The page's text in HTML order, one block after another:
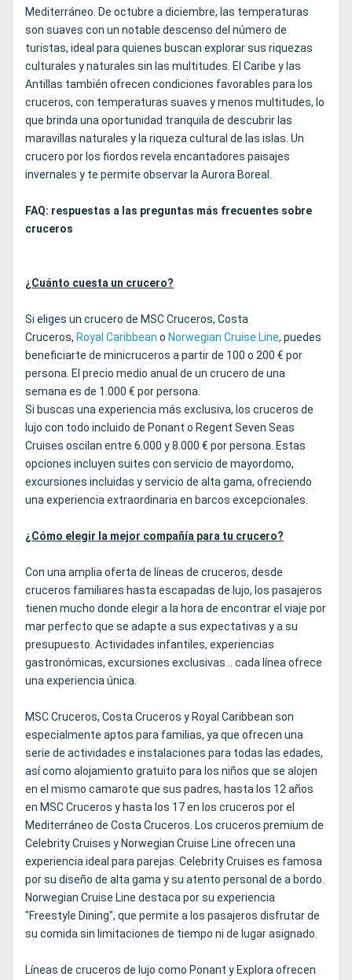
Mediterráneo. De octubre a diciembre, las temperaturas
son suaves con un notable descenso del número de
turistas, ideal para quienes buscan explorar sus riquezas
culturales y naturales sin las multitudes. El Caribe y las
Antillas también ofrecen condiciones favorables para los
cruceros, con temperaturas suaves y menos multitudes, lo
que brinda una oportunidad tranquila de descubrir las
maravillas naturales y la riqueza cultural de las islas. Un
crucero por los fiordos revela encantadores paisajes
invernales y te permite observar la Aurora Boreal.
FAQ: respuestas a las preguntas más frecuentes sobre
cruceros
¿Cuánto cuesta un crucero?
Si eliges un crucero de MSC Cruceros, Costa
Cruceros, Royal Caribbean o Norwegian Cruise Line, puedes
beneficiarte de minicruceros a partir de 100 o 200 € por
persona. El precio medio anual de un crucero de una
semana es de 1.000 € por persona.
Si buscas una experiencia más exclusiva, los cruceros de
lujo con todo incluido de Ponant o Regent Seven Seas
Cruises oscilan entre 6.000 y 8.000 € por persona. Estas
opciones incluyen suites con servicio de mayordomo,
excursiones incluidas y servicio de alta gama, ofreciendo
una experiencia extraordinaria en barcos excepcionales.
¿Cómo elegir la mejor compañía para tu crucero?
Con una amplia oferta de líneas de cruceros, desde
cruceros familiares hasta escapadas de lujo, los pasajeros
tienen mucho donde elegir a la hora de encontrar el viaje por
mar perfecto que se adapte a sus expectativas y a su
presupuesto. Actividades infantiles, experiencias
gastronómicas, excursiones exclusivas... cada línea ofrece
una experiencia única.
MSC Cruceros, Costa Cruceros y Royal Caribbean son
especialmente aptos para familias, ya que ofrecen una
serie de actividades e instalaciones para todas las edades,
así como alojamiento gratuito para los niños que se alojen
en el mismo camarote que sus padres, hasta los 12 años
en MSC Cruceros y hasta los 17 en los cruceros por el
Mediterráneo de Costa Cruceros. Los cruceros premium de
Celebrity Cruises y Norwegian Cruise Line ofrecen una
experiencia ideal para parejas. Celebrity Cruises es famosa
por su diseño de alta gama y su atento personal de a bordo.
Norwegian Cruise Line destaca por su experiencia
"Freestyle Dining", que permite a los pasajeros disfrutar de
su comida sin limitaciones de tiempo ni de lugar asignado.
Líneas de cruceros de lujo como Ponant y Explora ofrecen